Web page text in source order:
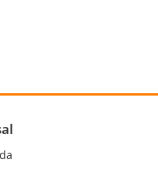
bulunuyor.